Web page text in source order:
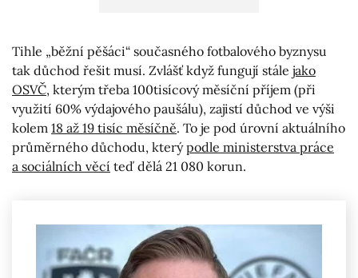
Tihle „běžní pěšáci“ současného fotbalového byznysu
tak důchod řešit musí. Zvlášť když fungují stále jako
OSVČ, kterým třeba 100tisícový měsíční příjem (při
využití 60% výdajového paušálu), zajistí důchod ve výši
kolem 18 až 19 tisíc měsíčně. To je pod úrovní aktuálního
průměrného důchodu, kterýpodle ministerstva práce
a sociálních věcí teď dělá 21 080 korun.